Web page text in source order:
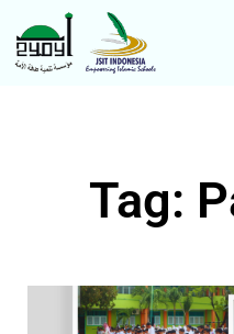
Tag: